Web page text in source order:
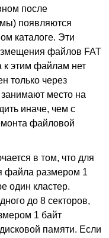
после
появляются
каталоге. Эти
файлов FAT
к этим файлам нет
только через
место на
иначе, чем с
файловой
в том, что для
файла размером 1
один кластер.
до 8 секторов,
1 байт
памяти. Если